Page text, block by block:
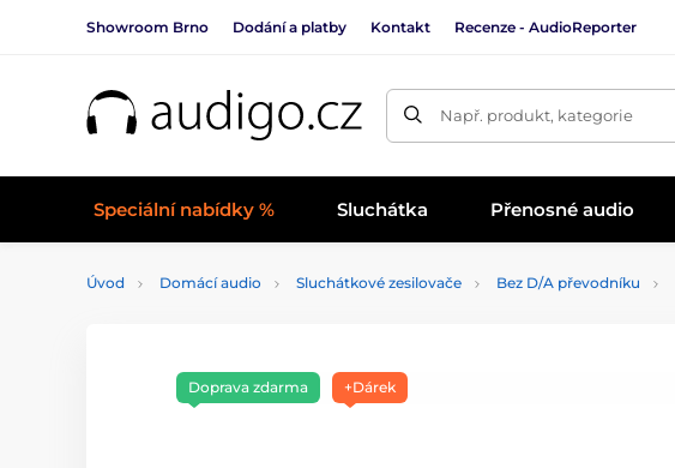
Showroom Brno Dodání a platby Kontakt Recenze - AudioReporter
Např. produkt, kategorie
Speciální nabídky % Sluchátka Přenosné audio
Úvod Domácí audio Sluchátkové zesilovače Bez D/A převodníku
Doprava zdarma +Dárek